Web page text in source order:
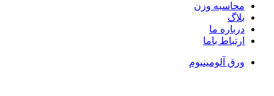
محاسبه وزن
بلاگ
درباره ما
ارتباط باما
ورق آلومینیوم